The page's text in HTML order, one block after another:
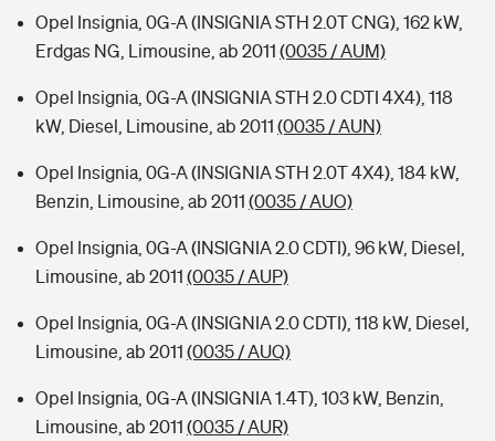
Opel Insignia, 0G-A (INSIGNIA STH 2.0T CNG), 162 kW,
Erdgas NG, Limousine, ab 2011 (0035 / AUM)
Opel Insignia, 0G-A (INSIGNIA STH 2.0 CDTI 4X4), 118
kW, Diesel, Limousine, ab 2011 (0035 / AUN)
Opel Insignia, 0G-A (INSIGNIA STH 2.0T 4X4), 184 kW,
Benzin, Limousine, ab 2011 (0035 / AUO)
Opel Insignia, 0G-A (INSIGNIA 2.0 CDTI), 96 kW, Diesel,
Limousine, ab 2011 (0035 / AUP)
Opel Insignia, 0G-A (INSIGNIA 2.0 CDTI), 118 kW, Diesel,
Limousine, ab 2011 (0035 / AUQ)
Opel Insignia, 0G-A (INSIGNIA 1.4T), 103 kW, Benzin,
Limousine, ab 2011 (0035 / AUR)